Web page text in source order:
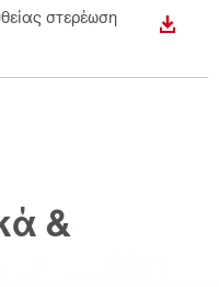
στερέωση
ΛΉΨΗ
&